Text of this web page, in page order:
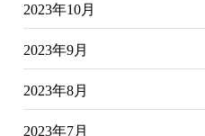
2023年10月
2023年9月
2023年8月
2023年7月